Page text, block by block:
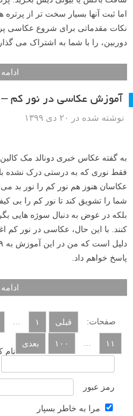
اما ثبت آنها بسیار سخت تر از
نکات مقدماتی برای شروع عکاسی
دوربین، را با شما به اشتراک می
آموزش عکاسی در نور کم – جواب به
نوشته شده در ۲۰ دی ۱۳۹۹
به گفته عکاس خبری دونالد مک
فقط نوری که به درستی درک نشده
عکاسان هنوز هم نور کم را نور بد
بلکه در عوض به دنبال سوژه هایی
کنند. با این حال، عکاسی در نور